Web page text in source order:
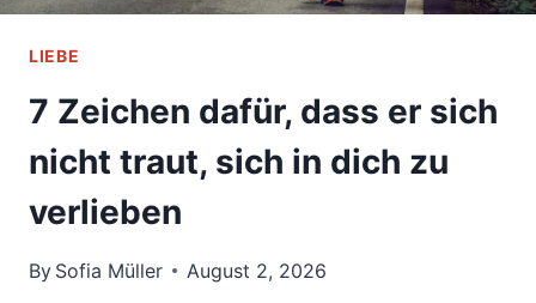
LIEBE
7 Zeichen dafür, dass er sich
nicht traut, sich in dich zu
verlieben
By Sofia Müller August 2, 2026